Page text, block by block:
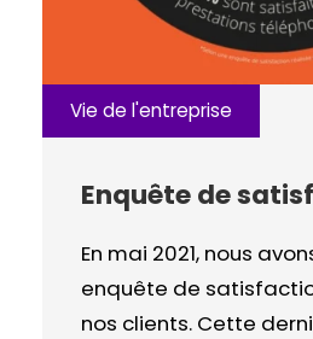
Vie de l'entreprise
Enquête de
En mai 2021, nous
enquête de
nos clients. Cette